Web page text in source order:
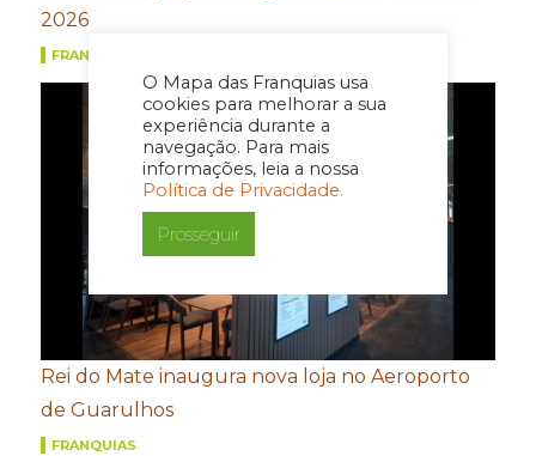
O Mapa das Franquias usa
cookies para melhorar a sua
experiência durante a
navegação. Para mais
informações, leia a nossa
Política de Privacidade.
Prosseguir
2026
FRANQUIAS
Rei do Mate inaugura nova loja no Aeroporto
de Guarulhos
FRANQUIAS